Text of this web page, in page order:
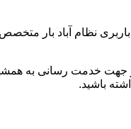
نظام آباد بار
خدمت رسانی به
باشید.